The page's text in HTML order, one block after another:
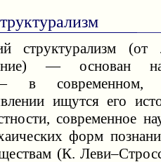
(от
— основан
в современном,
ищутся его
современное
форм
(К.